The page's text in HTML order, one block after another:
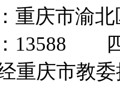
重庆市渝
13588 四
重庆市教